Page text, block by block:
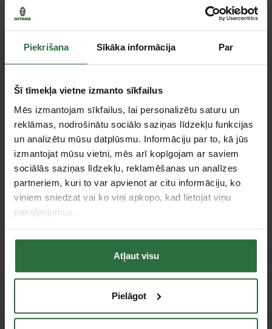
Piekrišana Sīkāka informācija Par
Šī tīmekļa vietne izmanto sīkfailus
Mēs izmantojam sīkfailus, lai personalizētu saturu un
reklāmas, nodrošinātu sociālo saziņas līdzekļu funkcijas
un analizētu mūsu datplūsmu. Informāciju par to, kā jūs
izmantojat mūsu vietni, mēs arī kopīgojam ar saviem
sociālās saziņas līdzekļu, reklamēšanas un analīzes
partneriem, kuri to var apvienot ar citu informāciju, ko
viņiem sniedzat vai ko viņi apkopo, kad lietojat viņu
pakalpojumus.
Atļaut visu
Pielāgot
Tips
Piederumi
Putekļu sūcējs Nilfisk
Aero 20-01
Tie, kas apskatīja šo preci, tāpat interesējās par...